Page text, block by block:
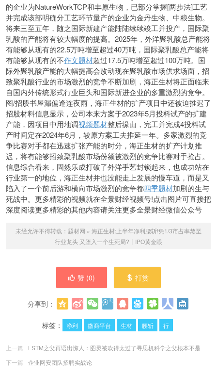
的企业为NatureWorkTCP和丰原生物，已部分掌握[两步法]工艺
并完成该部明确分工艺环节量产的企业为金丹生物、中粮生物。
将来三至五年，随之国际新建产能陆陆续续竣工并投产，国际聚
乳酸的产能将有较大幅度的提高。2025年，外洋聚乳酸总产能将
有能够从现有的22.5万吨增至超过40万吨，国际聚乳酸总产能将
有能够从现有的不作文题材超过17.5万吨增至超过100万吨。国
际外聚乳酸产能的大幅提高会改动现在聚乳酸市场供求场面，招
致聚乳酸行业的市场激烈的竞争不断加剧，海正生材将正面临来
自国内外传统形式行业巨头和国际新进企业的多重激烈的竞争。
图/招股书屋漏偏逢连夜雨，海正生材的扩产项目中还被迫推迟了
招股材料信息显示，公司本来方案于2023年5月投料试产的扩建
产能，因项目中用地调视频题材整后缘由，完工并完成4投料试
产时间定在2024年6月，较原方案工夫推延一年。多家激烈的竞
争比赛对手都在迅速扩张产能的时分，海正生材的扩产计划推
迟，将有能够招致聚乳酸市场份额被激烈的竞争比赛对手抢占。
信息综合看来，固然乐成打破了外洋手艺封锁起来，也成功站在
行业第一的地位，海正生材并也没能走上发展的慢车道，而是又
陷入了一个前后游和横向市场激烈的竞争都四季题材加剧的生与
死战中。更多精彩的视频就在全景财经视频号!点击图片可直接把
深度阅读更多精彩的其他内容请关注更多全景财经微信公众号
未经允许不得转载： 题材网 » 海正生材:上半年净利腰斩!凭1/3市占率熬至
行业龙头 又堕入一个生死局?丨IPO黄金眼
赞 (0) 打赏
分享到：
标签：
净利 微商平台 生材 腰斩 行
上一篇
LSTM之父再语出惊人：图灵被吹得太过了寻思机科学之父根本不是
下一篇
企业网安团队招聘实战论